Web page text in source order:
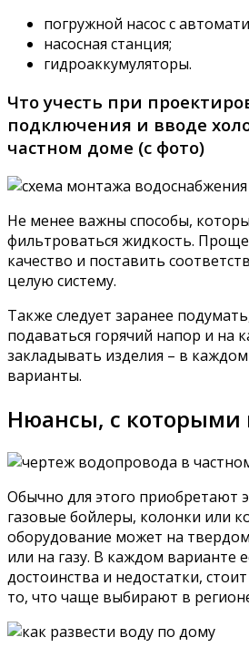
погружной насос с
насосная станция;
гидроаккумуляторы.
Что учесть при
подключения и вводе
частном доме (с фото)
Не менее важны способы,
фильтроваться жидкость. Проще
качество и поставить
целую систему.
Также следует заранее
подаваться горячий напор и на
закладывать изделия – в
варианты.
Нюансы, с которыми
Обычно для этого приобретают
газовые бойлеры, колонки или
оборудование может на
или на газу. В каждом варианте
достоинства и недостатки,
то, что чаще выбирают в